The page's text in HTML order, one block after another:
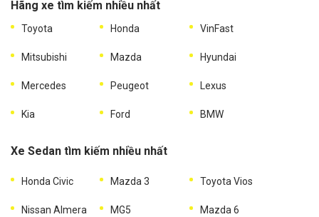
Hãng xe tìm kiếm nhiều nhất
Toyota Honda VinFast
Mitsubishi Mazda Hyundai
Mercedes Peugeot Lexus
Kia Ford BMW
Xe Sedan tìm kiếm nhiều nhất
Honda Civic Mazda 3 Toyota Vios
Nissan Almera MG5 Mazda 6